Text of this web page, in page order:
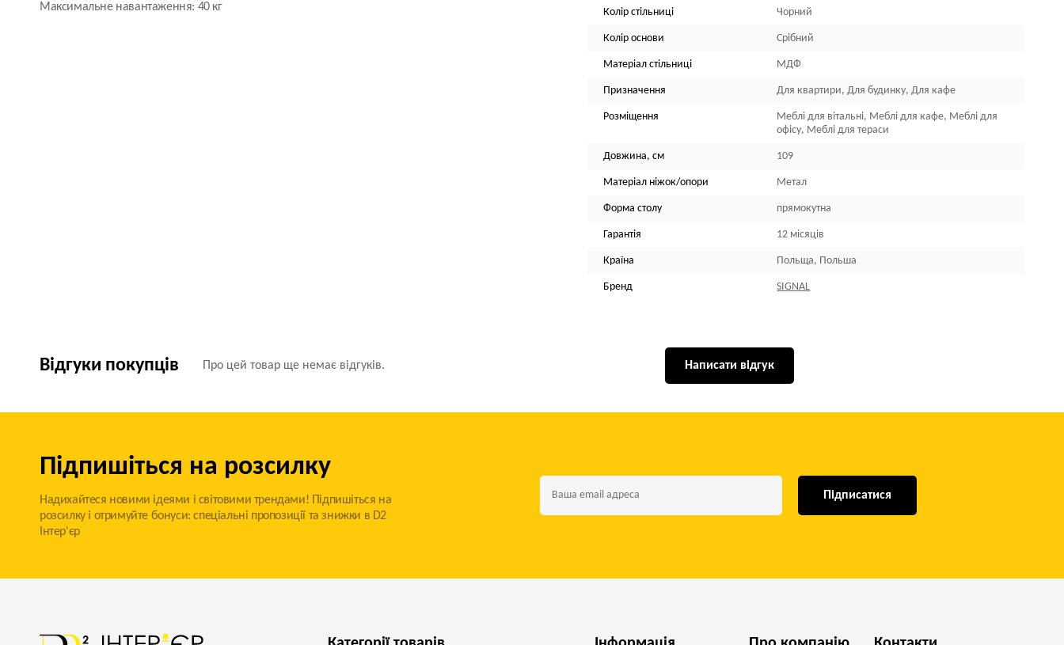
Максимальне навантаження: 40 кг Колір стільниці Чорний
Колір основи Срібний
Матеріал стільниці МДФ
Призначення Для квартири, Для будинку, Для кафе
Розміщення
Меблі для вітальні, Меблі для кафе, Меблі для
офісу, Меблі для тераси
Довжина, см 109
Матеріал ніжок/опори Метал
Форма столу прямокутна
Гарантія 12 місяців
Країна Польща, Польша
Бренд SIGNAL
Відгуки покупців Про цей товар ще немає відгуків. Написати відгук
Підпишіться на розсилку
Надихайтеся новими ідеями і світовими трендами! Підпишіться на
розсилку і отримуйте бонуси: спеціальні пропозиції та знижки в D2
Інтер'єр
Підписатися